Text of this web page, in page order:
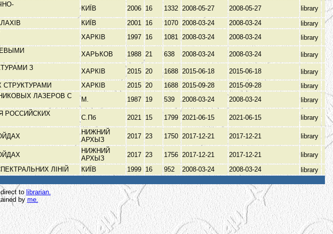
КИЇВ 2006 16 1332 2008-05-27 2008-05-27
library
КИЇВ 2001 16 1070 2008-03-24 2008-03-24
library
ХАРКІВ 1997 16 1081 2008-03-24 2008-03-24 library
ХАРЬКОВ 1988 21 638 2008-03-24 2008-03-24 library
З
ХАРКІВ 2015 20 1688 2015-06-18 2015-06-18
library
СТРУКТУРАМИ ХАРКІВ 2015 20 1688 2015-09-28 2015-09-28
library
ЛАЗЕРОВ С
М. 1987 19 539 2008-03-24 2008-03-24 library
РОССИЙСКИХ
С.Пб 2021 15 1799 2021-06-15 2021-06-15 library
НИЖНИЙ
АРХЫЗ
2017 23 1750 2017-12-21 2017-12-21 library
НИЖНИЙ
АРХЫЗ
2017 23 1756 2017-12-21 2017-12-21
library
ЛІНІЙ КИЇВ 1999 16 952 2008-03-24 2008-03-24
library
to librarian.
by me.